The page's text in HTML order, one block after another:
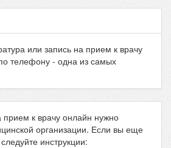
или запись на прием к врачу
телефону - одна из самых
прием к врачу онлайн нужно
организации. Если вы еще
инструкции: